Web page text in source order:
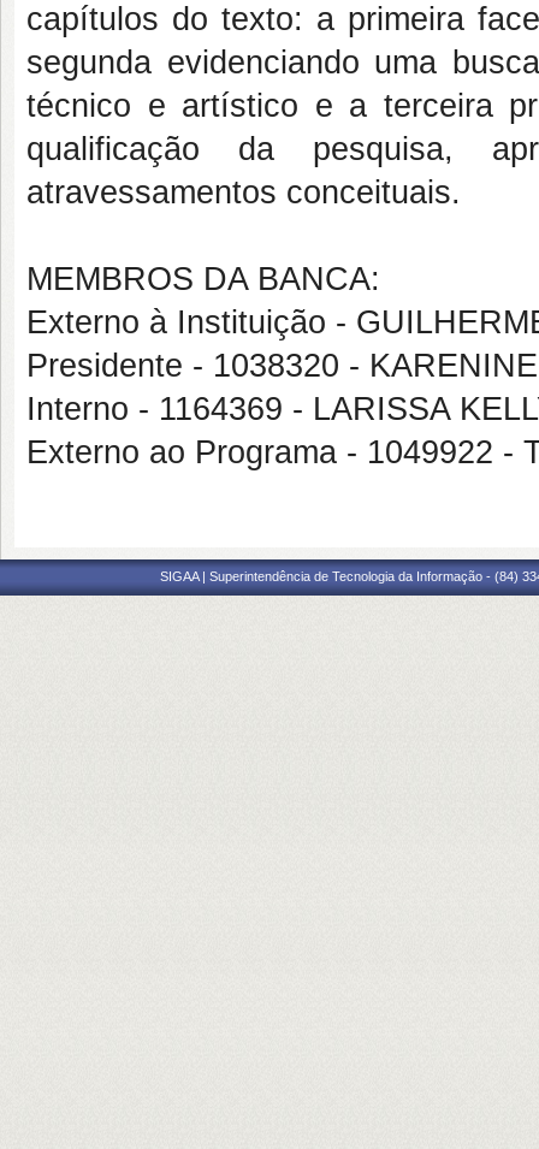
capítulos do texto: a primeira
segunda evidenciando uma
técnico e artístico e a terceira
qualificação da pesquisa,
atravessamentos conceituais.
MEMBROS DA BANCA:
Externo à Instituição -
Presidente - 1038320 -
Interno - 1164369 - LARISSA
Externo ao Programa - 1049922 -
SIGAA | Superintendência de Tecnologia da Informação - (84)